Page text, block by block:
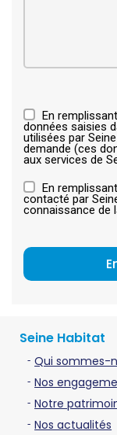
En
données saisies
utilisées par
demande (ces
aux services de
En
contacté par
connaissance de
Seine Habitat
Qui sommes-
Nos
Notre
Nos actualités